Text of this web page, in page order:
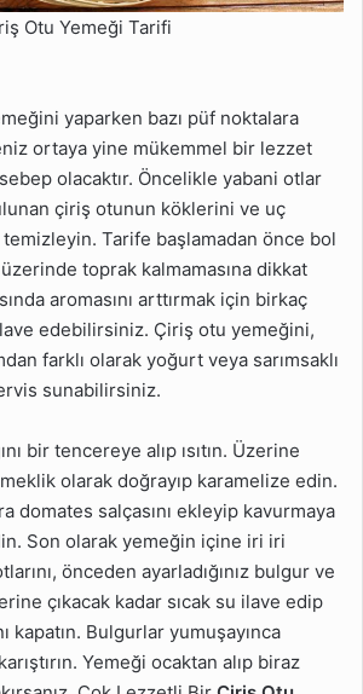
Otu Yemeği Tarifi
yaparken bazı püf noktalara
ortaya yine mükemmel bir lezzet
olacaktır. Öncelikle yabani otlar
çiriş otunun köklerini ve uç
temizleyin. Tarife başlamadan önce bol
toprak kalmamasına dikkat
aromasını arttırmak için birkaç
edebilirsiniz. Çiriş otu yemeğini,
farklı olarak yoğurt veya sarımsaklı
sunabilirsiniz.
bir tencereye alıp ısıtın. Üzerine
olarak doğrayıp karamelize edin.
domates salçasını ekleyip kavurmaya
Son olarak yemeğin içine iri iri
önceden ayarladığınız bulgur ve
çıkacak kadar sıcak su ilave edip
kapatın. Bulgurlar yumuşayınca
Yemeği ocaktan alıp biraz